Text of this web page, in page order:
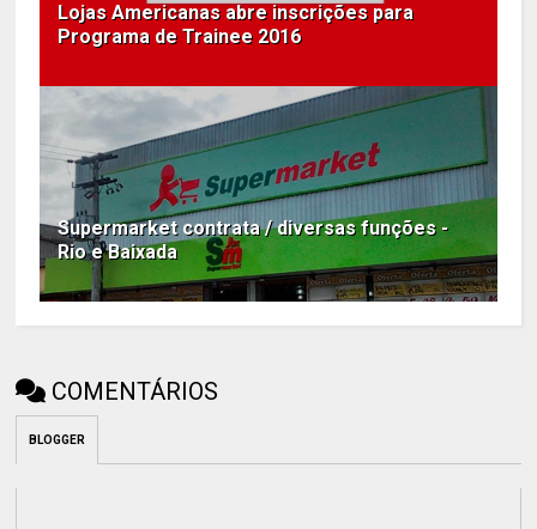
Lojas Americanas abre inscrições para
Programa de Trainee 2016
Supermarket contrata / diversas funções -
Rio e Baixada
COMENTÁRIOS
BLOGGER